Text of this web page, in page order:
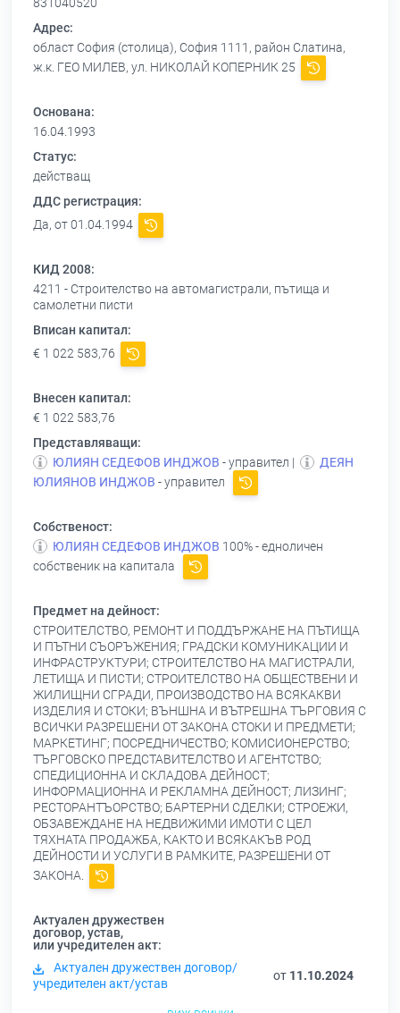
831040520
Адрес:
област София (столица), София 1111, район Слатина,
ж.к. ГЕО МИЛЕВ, ул. НИКОЛАЙ КОПЕРНИК 25
Основана:
16.04.1993
Статус:
действащ
ДДС регистрация:
Да, от 01.04.1994
КИД 2008:
4211 - Строителство на автомагистрали, пътища и
самолетни писти
Вписан капитал:
€ 1 022 583,76
Внесен капитал:
€ 1 022 583,76
Представляващи:
ЮЛИЯН СЕДЕФОВ ИНДЖОВ - управител |
ДЕЯН
ЮЛИЯНОВ ИНДЖОВ - управител
Собственост:
ЮЛИЯН СЕДЕФОВ ИНДЖОВ 100% - едноличен
собственик на капитала
Предмет на дейност:
СТРОИТЕЛСТВО, РЕМОНТ И ПОДДЪРЖАНЕ НА ПЪТИЩА
И ПЪТНИ СЪОРЪЖЕНИЯ; ГРАДСКИ КОМУНИКАЦИИ И
ИНФРАСТРУКТУРИ; СТРОИТЕЛСТВО НА МАГИСТРАЛИ,
ЛЕТИЩА И ПИСТИ; СТРОИТЕЛСТВО НА ОБЩЕСТВЕНИ И
ЖИЛИЩНИ СГРАДИ, ПРОИЗВОДСТВО НА ВСЯКАКВИ
ИЗДЕЛИЯ И СТОКИ; ВЪНШНА И ВЪТРЕШНА ТЪРГОВИЯ С
ВСИЧКИ РАЗРЕШЕНИ ОТ ЗАКОНА СТОКИ И ПРЕДМЕТИ;
МАРКЕТИНГ; ПОСРЕДНИЧЕСТВО; КОМИСИОНЕРСТВО;
ТЪРГОВСКО ПРЕДСТАВИТЕЛСТВО И АГЕНТСТВО;
СПЕДИЦИОННА И СКЛАДОВА ДЕЙНОСТ;
ИНФОРМАЦИОННА И РЕКЛАМНА ДЕЙНОСТ; ЛИЗИНГ;
РЕСТОРАНТЪОРСТВО; БАРТЕРНИ СДЕЛКИ; СТРОЕЖИ,
ОБЗАВЕЖДАНЕ НА НЕДВИЖИМИ ИМОТИ С ЦЕЛ
ТЯХНАТА ПРОДАЖБА, КАКТО И ВСЯКАКЪВ РОД
ДЕЙНОСТИ И УСЛУГИ В РАМКИТЕ, РАЗРЕШЕНИ ОТ
ЗАКОНА.
Актуален дружествен
договор, устав,
или учредителен акт:
Актуален дружествен договор/
учредителен акт/устав
от 11.10.2024